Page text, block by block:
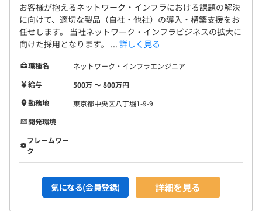
お客様が抱えるネットワーク・インフラにおける課題の解決
に向けて、適切な製品（自社・他社）の導入・構築支援をお
任せします。 当社ネットワーク・インフラビジネスの拡大に
向けた採用となります。 ... 詳しく見る
職種名
ネットワーク・インフラエンジニア
給与
500万 〜 800万円
勤務地
東京都中央区八丁堀1-9-9
開発環境
フレームワー
ク
気になる(会員登録) 詳細を見る